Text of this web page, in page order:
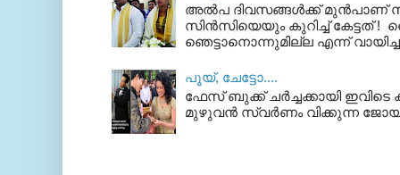
അല്‍പ ദിവസങ്ങള്‍ക്ക് മുന്‍പാണ്
സിന്‍സിയെയും കുറിച്ച് കേട്ടത് !
ഞെട്ടാനൊന്നുമില്ല എന്ന്
പൂയ്‌, ചേട്ടോ....
ഫേസ് ബുക്ക്‌ ചര്‍ച്ചക്കായി
മുഴുവന്‍ സ്വര്‍ണം വിക്കുന്ന